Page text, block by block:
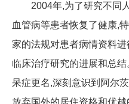
2004年,为了研究不同
血管病等患者恢复了健康,
家的法规对患者病情资料
临床治疗研究的进展和总
呆症更名,深刻意识到阿尔
放弃国外的居住资格和优